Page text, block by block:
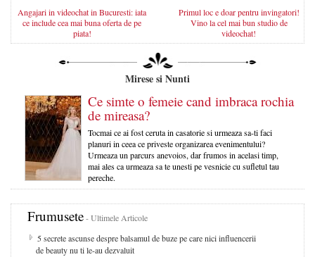
Angajari in videochat in Bucuresti: iata
ce include cea mai buna oferta de pe
piata!
Primul loc e doar pentru invingatori!
Vino la cel mai bun studio de
videochat!
Mirese si Nunti
Ce simte o femeie cand imbraca rochia
de mireasa?
Tocmai ce ai fost ceruta in casatorie si urmeaza sa-ti faci
planuri in ceea ce priveste organizarea evenimentului?
Urmeaza un parcurs anevoios, dar frumos in acelasi timp,
mai ales ca urmeaza sa te unesti pe vesnicie cu sufletul tau
pereche.
Frumusete- Ultimele Articole
5 secrete ascunse despre balsamul de buze pe care nici influencerii
de beauty nu ti le-au dezvaluit